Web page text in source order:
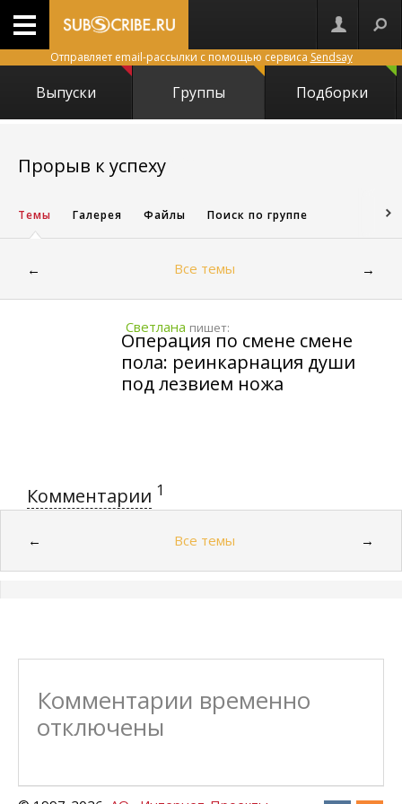
Отправляет email-рассылки с помощью сервиса Sendsay
Выпуски Группы Подборки
Прорыв к успеху
Темы Галерея Файлы Поиск по группе
← Все темы →
Светланa пишет:
Операция по смене смене
пола: реинкарнация души
под лезвием ножа
Комментарии 1
← Все темы →
Комментарии временно
отключены